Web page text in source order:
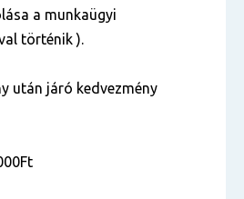
a munkaügyi
történik ).
után járó kedvezmény